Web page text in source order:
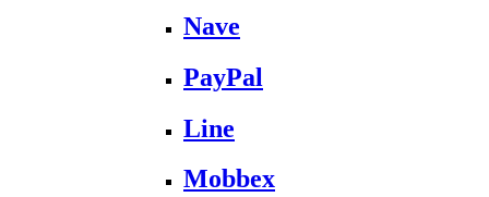
Nave
PayPal
Line
Mobbex